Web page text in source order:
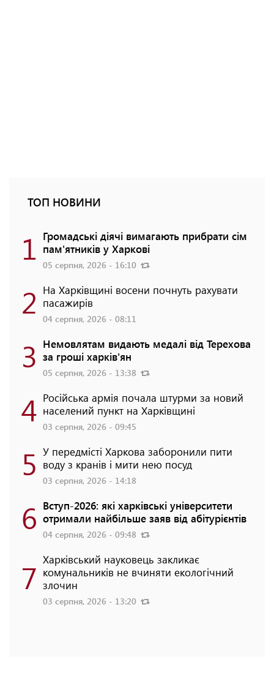
ТОП НОВИНИ
1 Громадські діячі вимагають прибрати сім
пам'ятників у Харкові
05 серпня, 2026 - 16:10
2 На Харківщині восени почнуть рахувати
пасажирів
04 серпня, 2026 - 08:11
3 Немовлятам видають медалі від Терехова
за гроші харків'ян
05 серпня, 2026 - 13:38
4 Російська армія почала штурми за новий
населений пункт на Харківщині
03 серпня, 2026 - 09:45
5 У передмісті Харкова заборонили пити
воду з кранів і мити нею посуд
03 серпня, 2026 - 14:18
6 Вступ-2026: які харківські університети
отримали найбільше заяв від абітурієнтів
04 серпня, 2026 - 09:48
7 Харківський науковець закликає
комунальників не вчиняти екологічний
злочин
03 серпня, 2026 - 13:20